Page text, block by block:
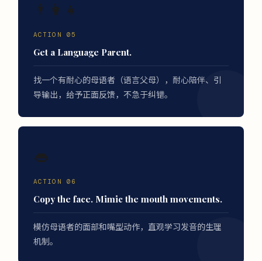
👨‍👩‍👧
ACTION 05
Get a Language Parent.
找一个有耐心的母语者（语言父母），耐心陪伴、引
导输出，给予正面反馈，不急于纠错。
👄
ACTION 06
Copy the face. Mimic the mouth movements.
模仿母语者的面部和嘴型动作，直观学习发音的生理
机制。